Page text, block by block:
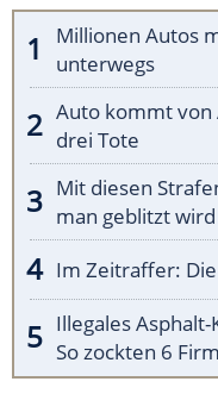
Millionen Autos
unterwegs
Auto kommt von
drei Tote
Mit diesen
man geblitzt wird
Im Zeitraffer:
Illegales
So zockten 6